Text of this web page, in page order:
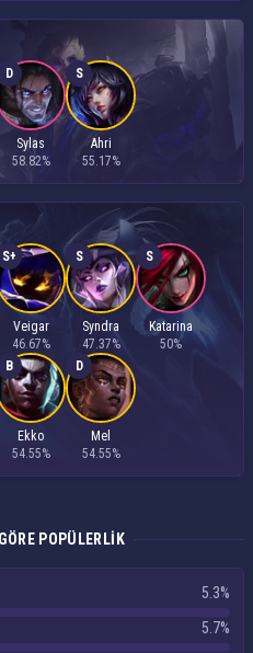
D
Sylas
58.82%
S
Ahri
55.17%
S+
Veigar
46.67%
S
Syndra
47.37%
S
Katarina
50%
B
Ekko
54.55%
D
Mel
54.55%
POPÜLERLIK
5.3%
5.7%